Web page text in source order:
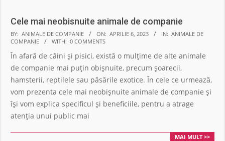
Cele mai neobisnuite animale de companie
2023-
04-
06
BY: ANIMALE DE COMPANIE ON: APRILIE 6, 2023 IN: ANIMALE DE
COMPANIE
WITH: 0 COMMENTS
În afară de câini și pisici, există o mulțime de alte animale
de companie mai puțin obișnuite, precum șoarecii,
hamsterii, reptilele sau păsările exotice. În cele ce urmează,
vom prezenta cele mai neobișnuite animale de companie și
își vom explica specificul și beneficiile, pentru a atrage
atenția unui public mai
MAI MULT >>